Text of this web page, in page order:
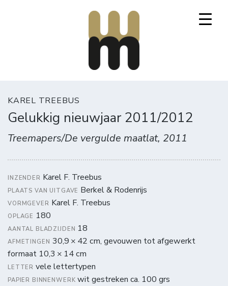
KAREL TREEBUS
Gelukkig nieuwjaar 2011/2012
Treemapers/De vergulde maatlat, 2011
INZENDER Karel F. Treebus
PLAATS VAN UITGAVE Berkel & Rodenrijs
VORMGEVER Karel F. Treebus
OPLAGE 180
AANTAL BLADZIJDEN 18
AFMETINGEN 30,9 × 42 cm, gevouwen tot afgewerkt
formaat 10,3 × 14 cm
LETTER vele lettertypen
PAPIER BINNENWERK wit gestreken ca. 100 grs